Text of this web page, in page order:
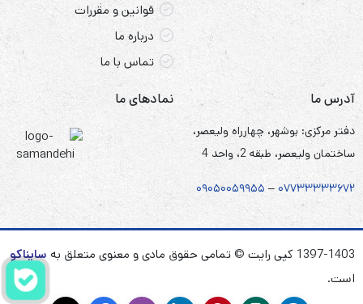
قوانین و مقررات
درباره ما
تماس با ما
آدرس ما
دفتر مرکزی: بوشهر، چهارراه ولیعصر،
ساختمان ولیعصر، طبقه 2، واحد 4
۰۷۷۳۳۳۳۳۶۷۲ – ۰۹۰۵۰۰۵۹۹۵۵
نمادهای ما
1397-1403 کپی رایت © تمامی حقوق مادی و معنوی متعلق به
سایناکو
است.